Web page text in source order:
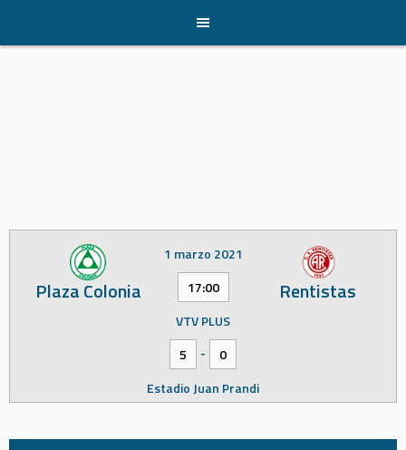
content
Plaza Colonia Rentistas
1 marzo 2021
17:00
VTV PLUS
5
-
0
Estadio Juan Prandi